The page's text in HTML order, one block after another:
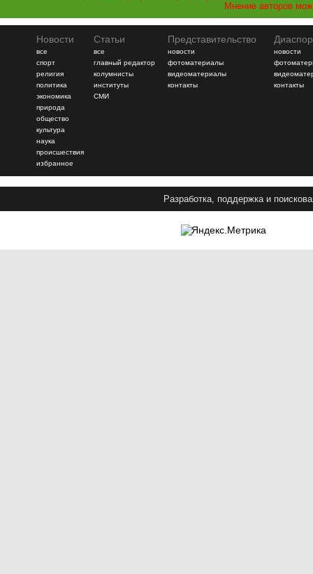
Мнение авторов
Новости
все
спорт
религия
политика
экономика
природа
общество
культура
наука
происшествия
избранное
Статьи
все
главный редактор
колумнисты
институты
СМИ
Представительство
новости
фотоматериалы
видеоматериалы
контакты
новости
контакты
Разработка, поддержка и